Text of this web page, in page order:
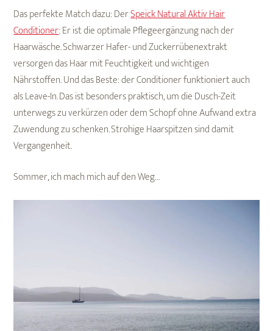
Das perfekte Match dazu: DerSpeick Natural Aktiv Hair
Conditioner: Er ist die optimale Pflegeergänzung nach der
Haarwäsche. Schwarzer Hafer- und Zuckerrübenextrakt
versorgen das Haar mit Feuchtigkeit und wichtigen
Nährstoffen. Und das Beste: der Conditioner funktioniert auch
als Leave-In. Das ist besonders praktisch, um die Dusch-Zeit
unterwegs zu verkürzen oder dem Schopf ohne Aufwand extra
Zuwendung zu schenken. Strohige Haarspitzen sind damit
Vergangenheit.
Sommer, ich mach mich auf den Weg…